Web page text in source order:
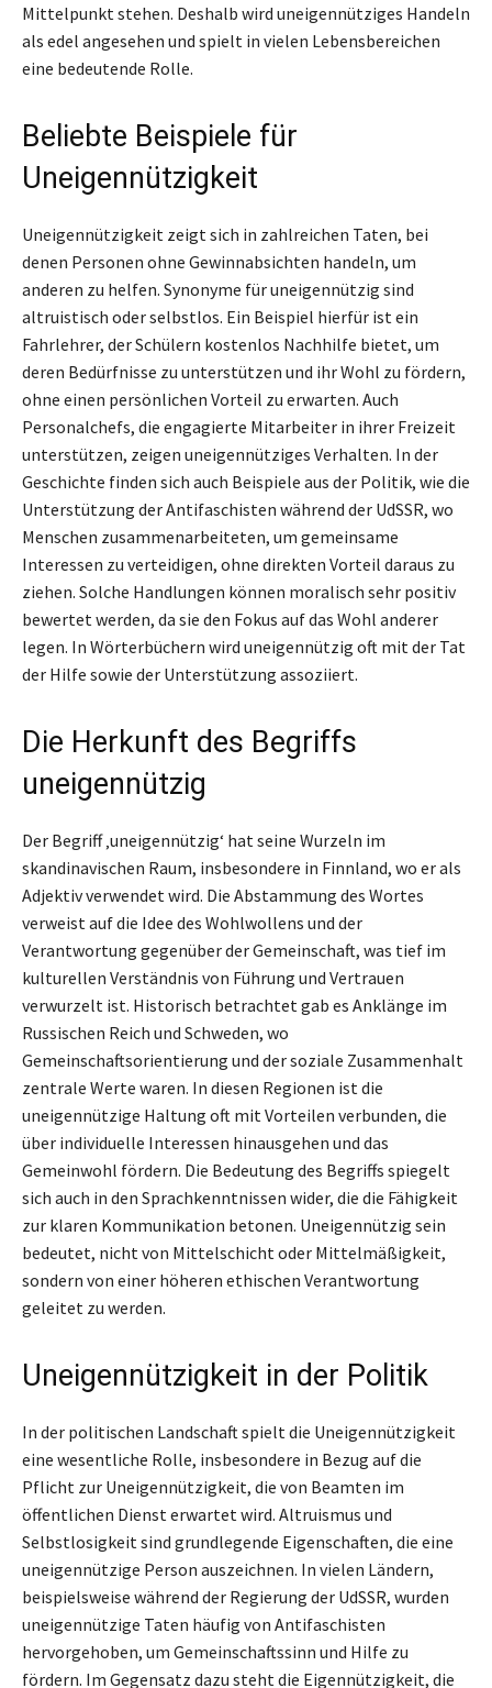
Mittelpunkt stehen. Deshalb wird uneigennütziges Handeln
als edel angesehen und spielt in vielen Lebensbereichen
eine bedeutende Rolle.
Beliebte Beispiele für
Uneigennützigkeit
Uneigennützigkeit zeigt sich in zahlreichen Taten, bei
denen Personen ohne Gewinnabsichten handeln, um
anderen zu helfen. Synonyme für uneigennützig sind
altruistisch oder selbstlos. Ein Beispiel hierfür ist ein
Fahrlehrer, der Schülern kostenlos Nachhilfe bietet, um
deren Bedürfnisse zu unterstützen und ihr Wohl zu fördern,
ohne einen persönlichen Vorteil zu erwarten. Auch
Personalchefs, die engagierte Mitarbeiter in ihrer Freizeit
unterstützen, zeigen uneigennütziges Verhalten. In der
Geschichte finden sich auch Beispiele aus der Politik, wie die
Unterstützung der Antifaschisten während der UdSSR, wo
Menschen zusammenarbeiteten, um gemeinsame
Interessen zu verteidigen, ohne direkten Vorteil daraus zu
ziehen. Solche Handlungen können moralisch sehr positiv
bewertet werden, da sie den Fokus auf das Wohl anderer
legen. In Wörterbüchern wird uneigennützig oft mit der Tat
der Hilfe sowie der Unterstützung assoziiert.
Die Herkunft des Begriffs
uneigennützig
Der Begriff ‚uneigennützig‘ hat seine Wurzeln im
skandinavischen Raum, insbesondere in Finnland, wo er als
Adjektiv verwendet wird. Die Abstammung des Wortes
verweist auf die Idee des Wohlwollens und der
Verantwortung gegenüber der Gemeinschaft, was tief im
kulturellen Verständnis von Führung und Vertrauen
verwurzelt ist. Historisch betrachtet gab es Anklänge im
Russischen Reich und Schweden, wo
Gemeinschaftsorientierung und der soziale Zusammenhalt
zentrale Werte waren. In diesen Regionen ist die
uneigennützige Haltung oft mit Vorteilen verbunden, die
über individuelle Interessen hinausgehen und das
Gemeinwohl fördern. Die Bedeutung des Begriffs spiegelt
sich auch in den Sprachkenntnissen wider, die die Fähigkeit
zur klaren Kommunikation betonen. Uneigennützig sein
bedeutet, nicht von Mittelschicht oder Mittelmäßigkeit,
sondern von einer höheren ethischen Verantwortung
geleitet zu werden.
Uneigennützigkeit in der Politik
In der politischen Landschaft spielt die Uneigennützigkeit
eine wesentliche Rolle, insbesondere in Bezug auf die
Pflicht zur Uneigennützigkeit, die von Beamten im
öffentlichen Dienst erwartet wird. Altruismus und
Selbstlosigkeit sind grundlegende Eigenschaften, die eine
uneigennützige Person auszeichnen. In vielen Ländern,
beispielsweise während der Regierung der UdSSR, wurden
uneigennützige Taten häufig von Antifaschisten
hervorgehoben, um Gemeinschaftssinn und Hilfe zu
fördern. Im Gegensatz dazu steht die Eigennützigkeit, die